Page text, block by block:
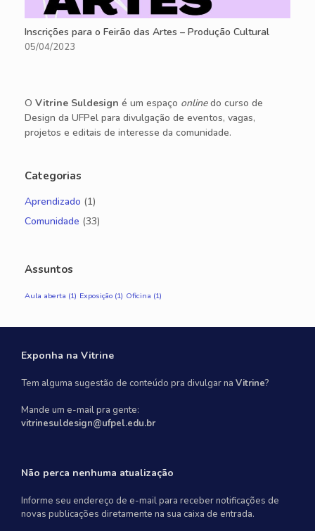
Inscrições para o Feirão das Artes – Produção Cultural
05/04/2023
O Vitrine Suldesign é um espaço onlinedo curso de
Design da UFPel para divulgação de eventos, vagas,
projetos e editais de interesse da comunidade.
Categorias
Aprendizado (1)
Comunidade (33)
Assuntos
Aula aberta (1) Exposição (1) Oficina (1)
Exponha na Vitrine
Tem alguma sugestão de conteúdo pra divulgar na Vitrine?
Mande um e-mail pra gente:
vitrinesuldesign@ufpel.edu.br
Não perca nenhuma atualização
Informe seu endereço de e-mail para receber notificações de
novas publicações diretamente na sua caixa de entrada.